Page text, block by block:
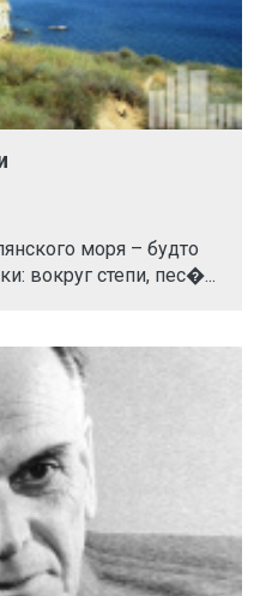
моря – будто
вокруг степи, пес�...